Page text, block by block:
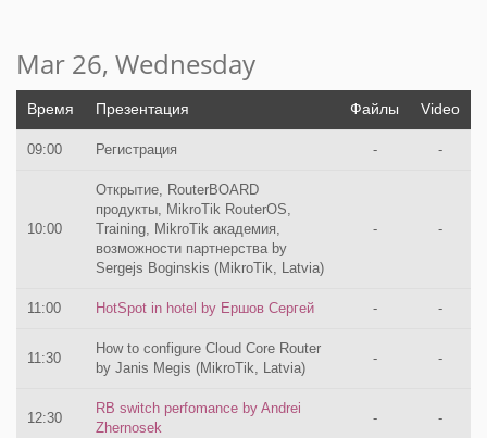
Mar 26, Wednesday
Время Презентация Файлы Video
09:00 Регистрация - -
10:00
Открытие, RouterBOARD
продукты, MikroTik RouterOS,
Training, MikroTik академия,
возможности партнерства by
Sergejs Boginskis (MikroTik, Latvia)
- -
11:00 HotSpot in hotel by Ершов Сергей - -
11:30
How to configure Cloud Core Router
by Janis Megis (MikroTik, Latvia)
- -
12:30
RB switch perfomance by Andrei
Zhernosek
- -